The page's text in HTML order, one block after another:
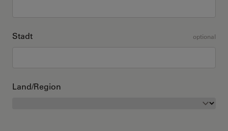
Stadt optional
Land/Region